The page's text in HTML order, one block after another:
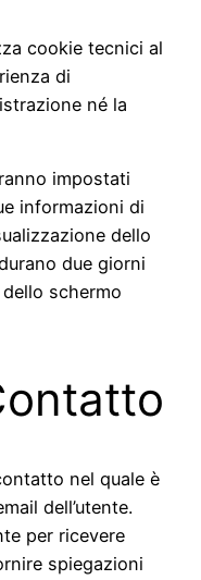
cookie tecnici al
di
né la
impostati
informazioni di
dello
due giorni
schermo
nel quale è
dell’utente.
per ricevere
spiegazioni